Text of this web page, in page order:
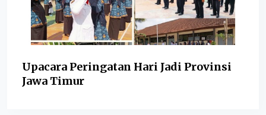
Upacara Peringatan Hari Jadi Provinsi
Jawa Timur